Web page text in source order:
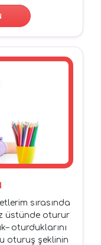
sırasında
üstünde oturur
oturduklarını
oturuş şeklinin